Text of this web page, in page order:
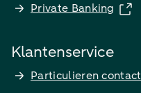
Private Banking
Klantenservice
Particulieren contact